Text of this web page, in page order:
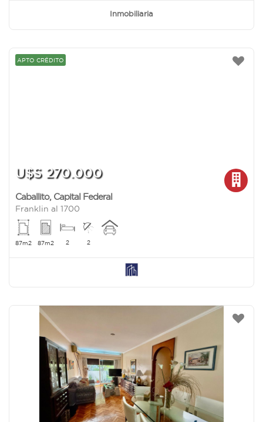
Inmobiliaria
APTO CRÉDITO
U$S 270.000
Caballito, Capital Federal
Franklin al 1700
87m2 87m2 2 2